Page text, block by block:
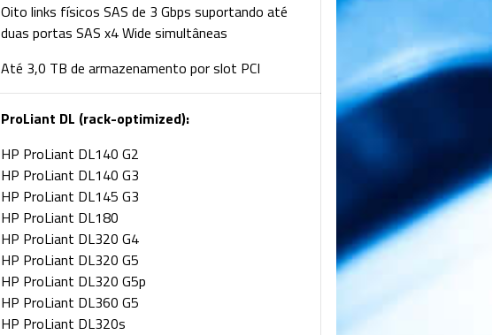
Oito links físicos SAS de 3 Gbps suportando até
duas portas SAS x4 Wide simultâneas
Até 3,0 TB de armazenamento por slot PCI
ProLiant DL (rack-optimized):
HP ProLiant DL140 G2
HP ProLiant DL140 G3
HP ProLiant DL145 G3
HP ProLiant DL180
HP ProLiant DL320 G4
HP ProLiant DL320 G5
HP ProLiant DL320 G5p
HP ProLiant DL360 G5
HP ProLiant DL320s